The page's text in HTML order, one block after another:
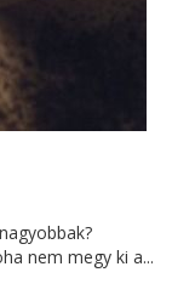
nem megy ki a...